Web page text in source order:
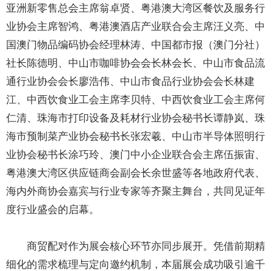
亚洲新零售总会主席翁卓贤、粤港澳大湾区餐饮及服务行
业协会主席智鸿、粤港澳酒店产业联合会主席汪义亮、中
国澳门物品编码协会经理林涛、中国都市报（澳门分社）
社长陈德明、中山市咖啡协会会长林会长、中山市食品流
通行业协会会长廖浩伟、中山市食品行业协会会长林建
江、中西饮食业工会主席李贝特、中西饮食业工会主席何
仁清、珠海市打印设备及耗材行业协会秘书长谭静岚、珠
海市预制菜产业协会秘书长张宏羲、中山市半导体照明行
业协会秘书长涂巧玲、澳门中小企业联合会主席伍振宙、
粤港澳大湾区供应链商会副会长余世盛等各地政府代表、
海内外商协会嘉宾与行业专家等齐聚主舞台，共同见证年
度行业盛会的启幕。
商贸配对作为展会核心环节亦同步展开。凭借前期精
细化的需求梳理与定向邀约机制，本届展会成功吸引逾千